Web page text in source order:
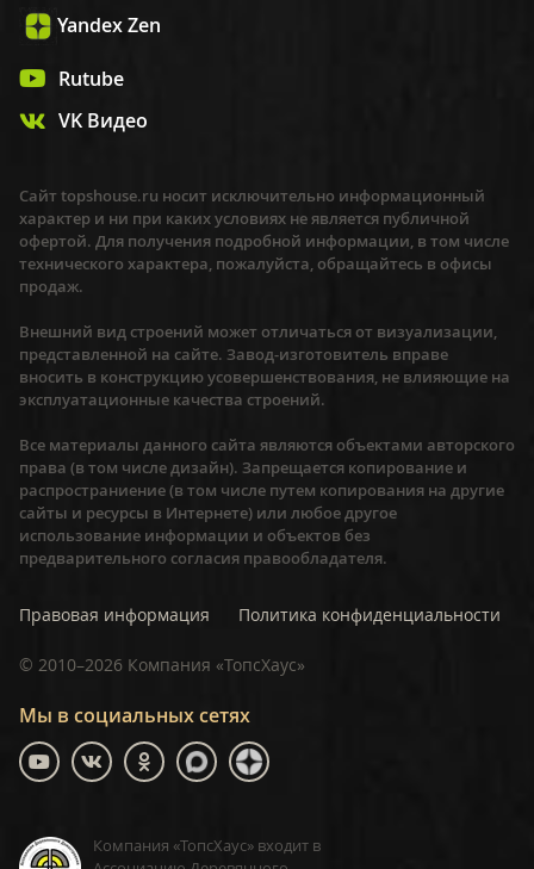
Yandex Zen
Rutube
VK Видео
Мы в социальных сетях
Компания «ТопсХаус» входит в
Сайт topshouse.ru носит исключительно информационный
характер и ни при каких условиях не является публичной
офертой. Для получения подробной информации, в том числе
технического характера, пожалуйста, обращайтесь в офисы
продаж.
Внешний вид строений может отличаться от визуализации,
представленной на сайте. Завод-изготовитель вправе
вносить в конструкцию усовершенствования, не влияющие на
эксплуатационные качества строений.
Все материалы данного сайта являются объектами авторского
права (в том числе дизайн). Запрещается копирование и
распространиение (в том числе путем копирования на другие
сайты и ресурсы в Интернете) или любое другое
использование информации и объектов без
предварительного согласия правообладателя.
Правовая информация Политика конфиденциальности
© 2010–2026 Компания «ТопсХаус»